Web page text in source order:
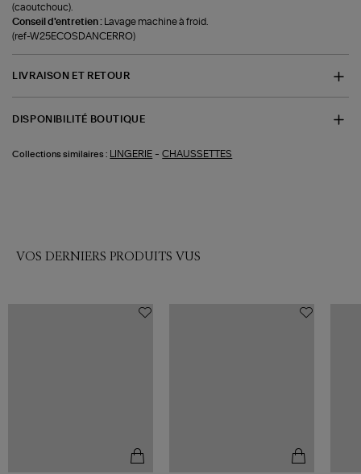
(caoutchouc).
Conseil d'entretien :
Lavage machine à froid.
(ref-W25ECOSDANCERRO)
LIVRAISON ET RETOUR
DISPONIBILITÉ BOUTIQUE
Collections similaires : LINGERIE -CHAUSSETTES
VOS DERNIERS PRODUITS VUS